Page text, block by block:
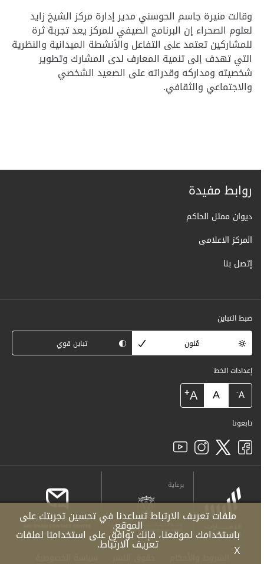
وقالت منيرة جاسم الحوسني مدير إدارة مركز الشيخ زايد
لعلوم الصحراء إن البرنامج الصيفي للمركز يعد تجربة ثرة
للمشاركين تعتمد على التفاعل والأنشطة الميدانية والنظرية
التي تهدف إلى تنمية المعارف لدى المشارك وتطوير
شخصيته ومداركه وقدراته على الصعيد الشخصي
والاجتماعي والثقافي.
روابط مفيدة
ديوان ممثل الحاكم
المركز الاعلامى
إتصل بنا
ضبط التباين
مُلون
تباين قوي
إعدادات الخط
A
-
A
A
+
تابعونا
برعاية
X
ملفات تعريف الارتباط تساعدنا في تحسين تجربتك على
الموقع.
باستخدامك لموقعنا، فإنك توافق على استخدامنا لملفات
تعريف الارتباط.